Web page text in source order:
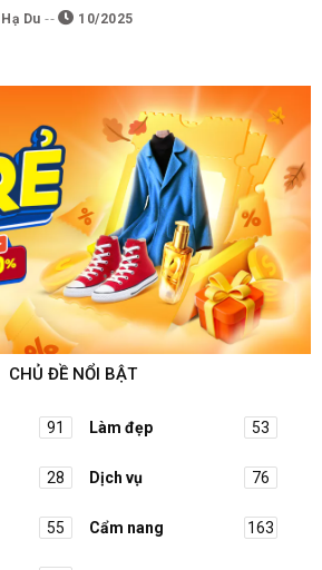
Hạ Du 10/2025
CHỦ ĐỀ NỔI BẬT
91 Làm đẹp 53
28 Dịch vụ 76
55 Cẩm nang 163